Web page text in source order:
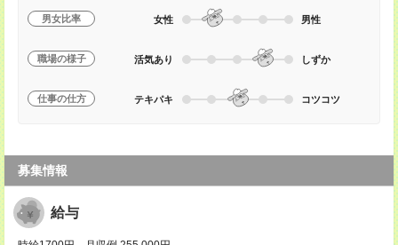
男女比率 女性 男性
職場の様子 活気あり しずか
仕事の仕方 テキパキ コツコツ
募集情報
給与